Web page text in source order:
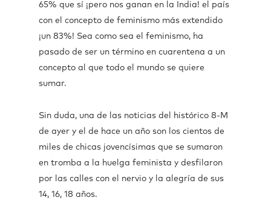
65% que sí ¡pero nos ganan en la India! el país
con el concepto de feminismo más extendido
¡un 83%! Sea como sea el feminismo, ha
pasado de ser un término en cuarentena a un
concepto al que todo el mundo se quiere
sumar.
Sin duda, una de las noticias del histórico 8-M
de ayer y el de hace un año son los cientos de
miles de chicas jovencísimas que se sumaron
en tromba a la huelga feminista y desfilaron
por las calles con el nervio y la alegría de sus
14, 16, 18 años.